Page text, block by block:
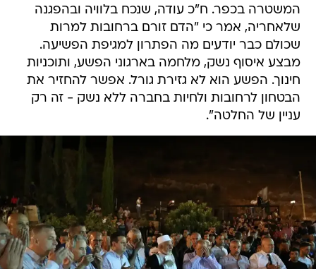
המשטרה בכפר. ח"כ עודה, שנכח בלוויה ובהפגנה
שלאחריה, אמר כי "הדם זורם ברחובות למרות
שכולם כבר יודעים מה הפתרון למגיפת הפשיעה.
מבצע איסוף נשק, מלחמה בארגוני הפשע, ותוכניות
חינוך. הפשע הוא לא גזירת גורל. אפשר להחזיר את
הבטחון לרחובות ולחיות בחברה ללא נשק - זה רק
עניין של החלטה".